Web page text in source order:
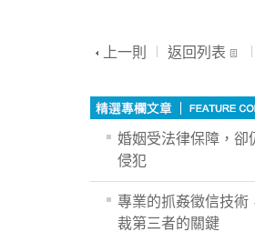
上一則 返回列表
婚姻受法律保障，卻
侵犯
專業的抓姦徵信技術
裁第三者的關鍵